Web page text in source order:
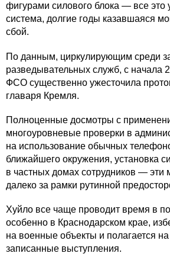
фигурами силового блока — все это
система, долгие годы казавшаяся
сбой.
По данным, циркулирующим среди
разведывательных служб, с начала
ФСО существенно ужесточила
главаря Кремля.
Полноценные досмотры с
многоуровневые проверки в
на использование обычных
ближайшего окружения, установка
в частных домах сотрудников —
далеко за рамки рутинной
Хуйло все чаще проводит время в
особенно в Краснодарском крае,
на военные объекты и полагается
записанные выступления.